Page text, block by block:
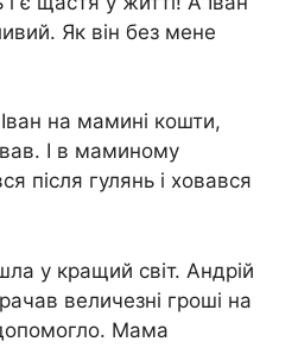
Як він без мене
на мамині кошти,
І в маминому
після гулянь і ховався
у кращий світ. Андрій
величезні гроші на
Мама